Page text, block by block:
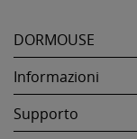
DORMOUSE
Informazioni
Supporto